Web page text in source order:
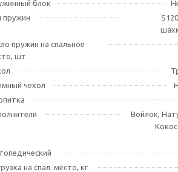
блок
пружин
пружин на спальное
шт.
чехол
Войлок,
на спал. место, кг